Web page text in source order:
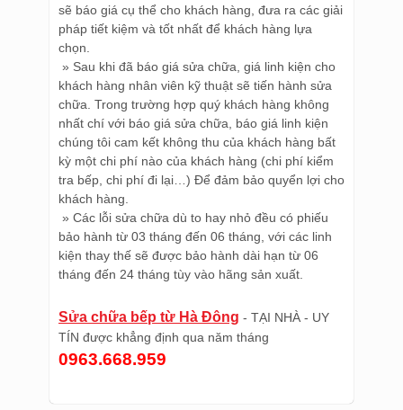
sẽ báo giá cụ thể cho khách hàng, đưa ra các giải
pháp tiết kiệm và tốt nhất để khách hàng lựa
chọn.
» Sau khi đã báo giá sửa chữa, giá linh kiện cho
khách hàng nhân viên kỹ thuật sẽ tiến hành sửa
chữa. Trong trường hợp quý khách hàng không
nhất chí với báo giá sửa chữa, báo giá linh kiện
chúng tôi cam kết không thu của khách hàng bất
kỳ một chi phí nào của khách hàng (chi phí kiểm
tra bếp, chi phí đi lại…) Để đảm bảo quyển lợi cho
khách hàng.
» Các lỗi sửa chữa dù to hay nhỏ đều có phiếu
bảo hành từ 03 tháng đến 06 tháng, với các linh
kiện thay thế sẽ được bảo hành dài hạn từ 06
tháng đến 24 tháng tùy vào hãng sản xuất.
Sửa chữa bếp từ Hà Đông - TẠI NHÀ - UY
TÍN được khẳng định qua năm tháng
0963.668.959